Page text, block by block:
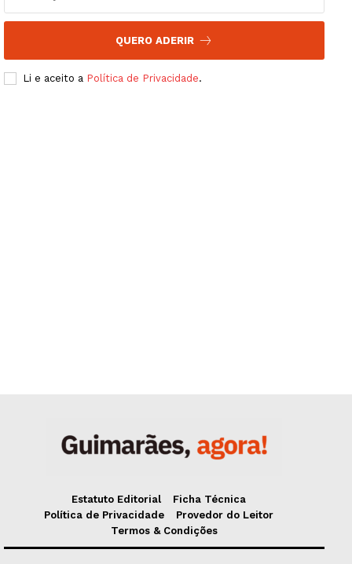
QUERO ADERIR
Li e aceito a Política de Privacidade.
Estatuto Editorial
Ficha Técnica
Política de Privacidade
Provedor do Leitor
Termos & Condições